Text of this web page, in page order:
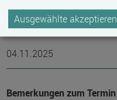
Anmeldeende
04.11.2025
Bemerkungen zum Termin
Ausgewählte akzeptieren